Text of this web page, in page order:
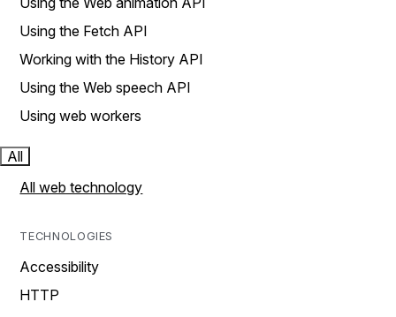
Using the Fetch API
Working with the History API
Using the Web speech API
Using web workers
All
All web technology
TECHNOLOGIES
Accessibility
HTTP